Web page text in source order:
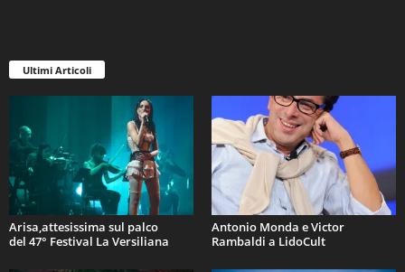
Ultimi Articoli
Arisa,attesissima sul palco
del 47° Festival La Versiliana
Antonio Monda e Victor
Rambaldi a LidoCult